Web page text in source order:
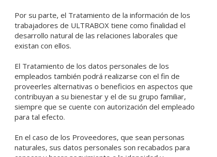
Por su parte, el Tratamiento de la información de los
trabajadores de ULTRABOX tiene como finalidad el
desarrollo natural de las relaciones laborales que
existan con ellos.
El Tratamiento de los datos personales de los
empleados también podrá realizarse con el fin de
proveerles alternativas o beneficios en aspectos que
contribuyan a su bienestar y el de su grupo familiar,
siempre que se cuente con autorización del empleado
para tal efecto.
En el caso de los Proveedores, que sean personas
naturales, sus datos personales son recabados para